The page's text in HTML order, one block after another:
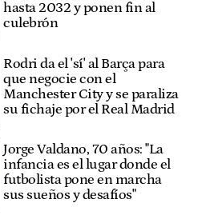
hasta 2032 y ponen fin al
culebrón
Rodri da el 'sí' al Barça para
que negocie con el
Manchester City y se paraliza
su fichaje por el Real Madrid
Jorge Valdano, 70 años: "La
infancia es el lugar donde el
futbolista pone en marcha
sus sueños y desafíos"